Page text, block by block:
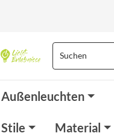
Außenleuchten
Stile Material